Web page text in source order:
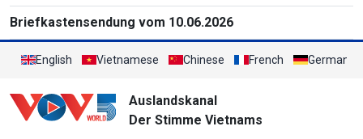
Briefkastensendung vom 10.06.2026
English Vietnamese Chinese French German
Auslandskanal
Der Stimme Vietnams